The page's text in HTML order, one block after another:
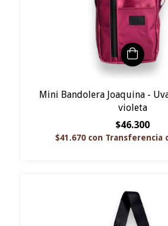
Mini Bandolera Joaquina -
violeta
$46.300
$41.670 con Transferencia